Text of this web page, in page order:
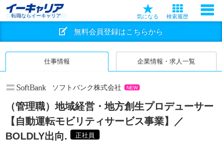
転職ならイーキャリア 気になる 検索履歴
無料会員登録はこちらから
仕事情報 企業情報・求人一覧
ソフトバンク株式会社 NEW
（管理職）地域経営・地方創生プロデューサー
【自動運転モビリティサービス事業】／
BOLDLY出向.
正社員